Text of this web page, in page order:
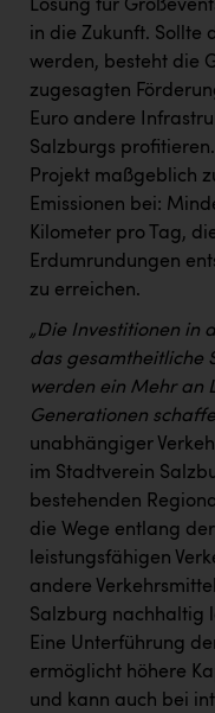
Dopgas
kunden basics
kontakt
Lösung für
in die Zukunft. Sollte
werden, besteht die
zugesagten
Euro andere
Salzburgs
Projekt maßgeblich
Emissionen bei:
Kilometer pro Tag,
Erdumrundungen
zu erreichen.
„Die Investitionen in
das gesamtheitliche
werden ein Mehr an
Generationen
unabhängiger
im Stadtverein
bestehenden
die Wege entlang
leistungsfähigen
andere
Salzburg nachhaltig
Eine Unterführung
ermöglicht höhere
und kann auch bei